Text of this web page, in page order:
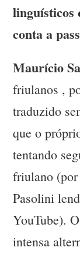
linguísticos
conta a
Maurício
friulanos ,
traduzido
que o
tentando
friulano
Pasolini
YouTube).
intensa